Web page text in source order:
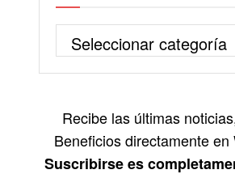
Recibe las últimas
Beneficios directamente en
Suscribirse es